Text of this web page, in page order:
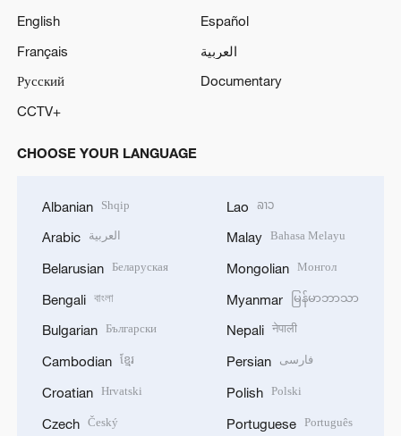
English
Español
Français
العربية
Русский
Documentary
CCTV+
CHOOSE YOUR LANGUAGE
Albanian Shqip
Arabic العربية
Belarusian Беларуская
Bengali বাংলা
Bulgarian Български
Cambodian ខ្មែរ
Croatian Hrvatski
Czech Český
Lao ລາວ
Malay Bahasa Melayu
Mongolian Монгол
Myanmar မြန်မာဘာသာ
Nepali नेपाली
Persian فارسی
Polish Polski
Portuguese Português